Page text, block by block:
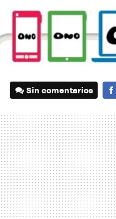
Sin comentarios